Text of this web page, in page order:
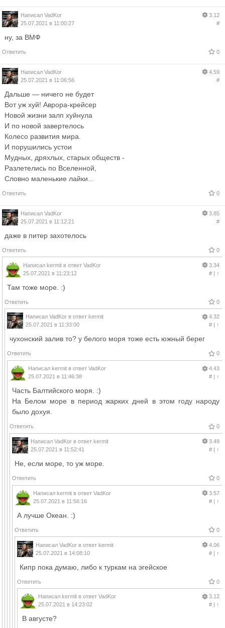
Написал VadKor
25.07.2021 в 11:00:27
3.12
#
ну, за ВМФ
Ответить 0
Написал VadKor
25.07.2021 в 11:06:56
4.59
#
Дальше — ничего не будет
Вот уж хуй! Аврора-крейсер
Новой жизни залп хуйнула
И по новой завертелось
Колесо развития мира.
И порушились устои
Мудных, дряхлых, старых обществ -
Разлетелись по Вселенной,
Словно маленькие лайки...
Ответить 0
Написал VadKor
25.07.2021 в 11:12:21
3.85
#
даже в питер захотелось
Ответить 0
Написал kermit в ответ VadKor
25.07.2021 в 11:23:12
3.34
#| ↑
Там тоже море. :)
Ответить 0
Написал VadKor в ответ kermit
25.07.2021 в 11:33:00
4.32
#| ↑
чухонский залив то? у белого моря тоже есть южный берег
Ответить 0
Написал kermit в ответ VadKor
25.07.2021 в 11:46:38
4.43
#| ↑
Часть Балтийского моря. :)
На Белом море в период жарких дней в этом году народу
было дохуя.
Ответить 0
Написал VadKor в ответ kermit
25.07.2021 в 11:52:41
3.49
#| ↑
Не, если море, то уж море.
Ответить 0
Написал kermit в ответ VadKor
25.07.2021 в 11:56:16
3.57
#| ↑
А лучше Океан. :)
Ответить 0
Написал VadKor в ответ kermit
25.07.2021 в 14:08:10
4.06
#| ↑
Кипр пока думаю, либо к туркам на эгейское
Ответить 0
Написал kermit в ответ VadKor
25.07.2021 в 14:23:02
3.12
#| ↑
В августе?